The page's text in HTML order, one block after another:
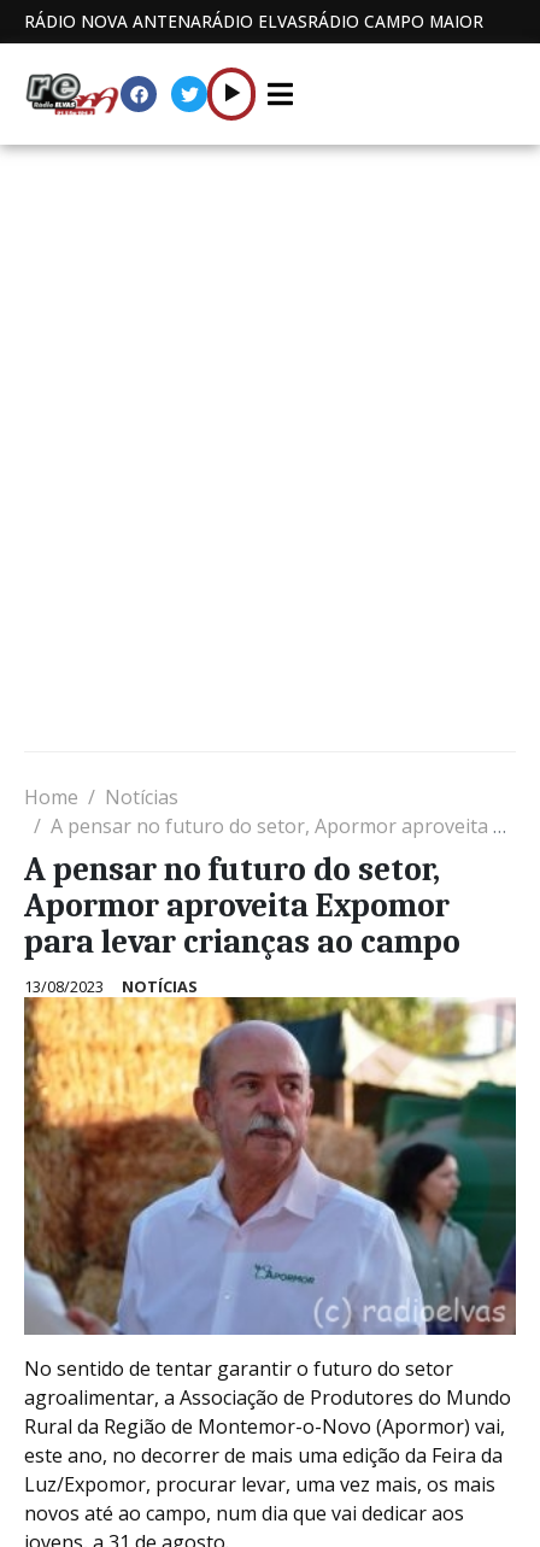
RÁDIO NOVA ANTENARÁDIO ELVASRÁDIO CAMPO MAIOR
Home
Notícias
A pensar no futuro do setor, Apormor aproveita Expomor para levar crianças ao campo
A pensar no futuro do setor,
Apormor aproveita Expomor
para levar crianças ao campo
13/08/2023 NOTÍCIAS
No sentido de tentar garantir o futuro do setor
agroalimentar, a Associação de Produtores do Mundo
Rural da Região de Montemor-o-Novo (Apormor) vai,
este ano, no decorrer de mais uma edição da Feira da
Luz/Expomor, procurar levar, uma vez mais, os mais
novos até ao campo, num dia que vai dedicar aos